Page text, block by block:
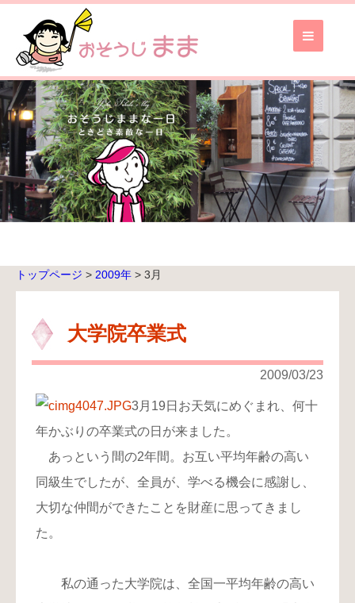
お
そ
う
じ
ま
ま
TOP
ブ
ロ
り
お
合
せ
トップページ > 2009年 > 3月
大学院卒業式
2009/03/23
3月19日お天気にめぐまれ、何十
年かぶりの卒業式の日が来ました。
あっという間の2年間。お互い平均年齢の高い
同級生でしたが、全員が、学べる機会に感謝し、
大切な仲間ができたことを財産に思ってきまし
た。
私の通った大学院は、全国一平均年齢の高い